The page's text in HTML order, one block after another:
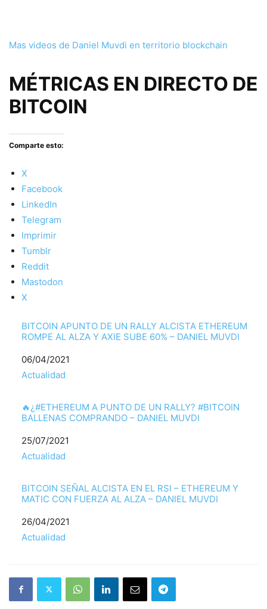
Mas videos de Daniel Muvdi en territorio blockchain
MÉTRICAS EN DIRECTO DE
BITCOIN
Comparte esto:
X
Facebook
LinkedIn
Telegram
Imprimir
Tumblr
Reddit
Mastodon
X
BITCOIN APUNTO DE UN RALLY ALCISTA ETHEREUM
ROMPE AL ALZA Y AXIE SUBE 60% – DANIEL MUVDI
Fecha
06/04/2021
Respecto a
Actualidad
️‍🔥¿#ETHEREUM A PUNTO DE UN RALLY? #BITCOIN
BALLENAS COMPRANDO – DANIEL MUVDI
Fecha
25/07/2021
Respecto a
Actualidad
BITCOIN SEÑAL ALCISTA EN EL RSI – ETHEREUM Y
MATIC CON FUERZA AL ALZA – DANIEL MUVDI
Fecha
26/04/2021
Respecto a
Actualidad